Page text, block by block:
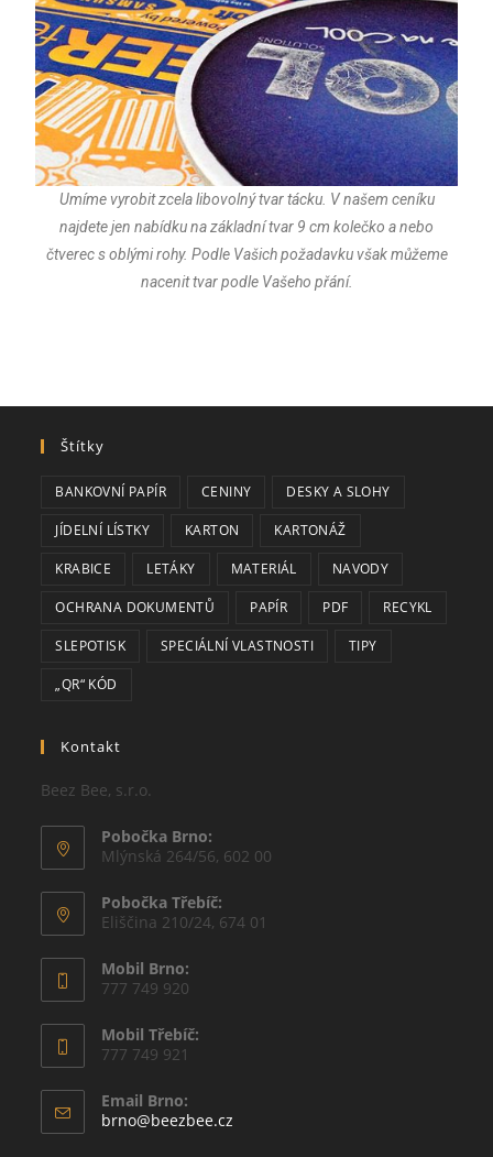
Umíme vyrobit zcela libovolný tvar tácku. V našem ceníku
najdete jen nabídku na základní tvar 9 cm kolečko a nebo
čtverec s oblými rohy. Podle Vašich požadavku však můžeme
nacenit tvar podle Vašeho přání.
Štítky
BANKOVNÍ PAPÍR CENINY DESKY A SLOHY
JÍDELNÍ LÍSTKY KARTON KARTONÁŽ
KRABICE LETÁKY MATERIÁL NAVODY
OCHRANA DOKUMENTŮ PAPÍR PDF RECYKL
SLEPOTISK SPECIÁLNÍ VLASTNOSTI TIPY
„QR“ KÓD
Kontakt
Beez Bee, s.r.o.
Pobočka Brno:
Mlýnská 264/56, 602 00
Pobočka Třebíč:
Eliščina 210/24, 674 01
Mobil Brno:
777 749 920
Mobil Třebíč:
777 749 921
Email Brno:
brno@beezbee.cz